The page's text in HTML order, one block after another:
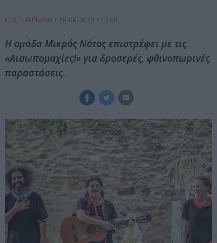
CULTURENOW / 28-08-2023 / 15:09
Η ομάδα Μικρός Νότος επιστρέφει με τις
«Αισωπομαχίες!» για δροσερές, φθινοπωρινές
παραστάσεις.